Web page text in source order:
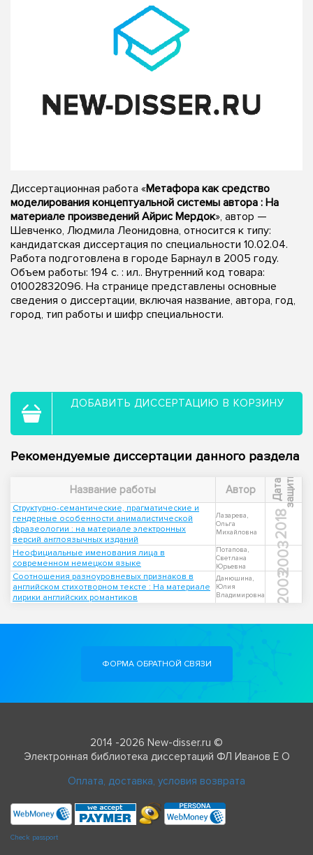
Диссертационная работа «Метафора как средство
моделирования концептуальной системы автора : На
материале произведений Айрис Мердок», автор —
Шевченко, Людмила Леонидовна, относится к типу:
кандидатская диссертация по специальности 10.02.04.
Работа подготовлена в городе Барнаул в 2005 году.
Объем работы: 194 с. : ил.. Внутренний код товара:
01002832096. На странице представлены основные
сведения о диссертации, включая название, автора, год,
город, тип работы и шифр специальности.
ДОБАВИТЬ ДИССЕРТАЦИЮ В КОРЗИНУ
Рекомендуемые диссертации данного раздела
Название работы Автор Д
а
т
а
з
а
щ
и
т ы
Структурно-семантические, прагматические и
гендерные особенности анималистической
фразеологии : на материале электронных
версий англоязычных изданий
Лазарева,
Ольга
Михайловна
2018
Неофициальные именования лица в
современном немецком языке
Потапова,
Светлана
Юрьевна
2003
Соотношения разноуровневых признаков в
английском стихотворном тексте : На материале
лирики английских романтиков
Данюшина,
Юлия
Владимировна
2003
ФОРМА ОБРАТНОЙ СВЯЗИ
2014 -2026 New-disser.ru ©
Электронная библиотека диссертаций ФЛ Иванов Е О
Оплата, доставка, условия возврата
Check passport